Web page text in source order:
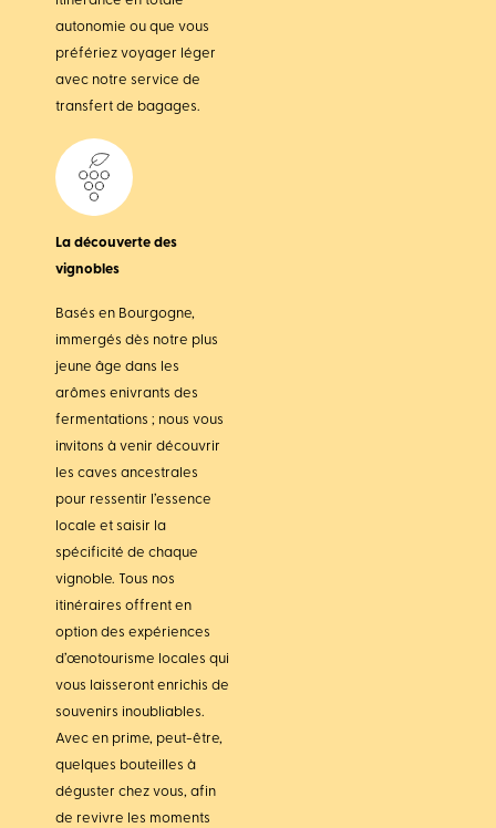
autonomie ou que vous
préfériez voyager léger
avec notre service de
transfert de bagages.
La découverte des
vignobles
Basés en Bourgogne,
immergés dès notre plus
jeune âge dans les
arômes enivrants des
fermentations ; nous vous
invitons à venir découvrir
les caves ancestrales
pour ressentir l’essence
locale et saisir la
spécificité de chaque
vignoble. Tous nos
itinéraires offrent en
option des expériences
d’œnotourisme locales qui
vous laisseront enrichis de
souvenirs inoubliables.
Avec en prime, peut-être,
quelques bouteilles à
déguster chez vous, afin
de revivre les moments